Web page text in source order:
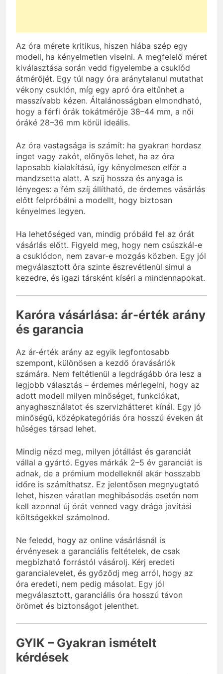
Az óra mérete kritikus, hiszen hiába szép egy
modell, ha kényelmetlen viselni. A megfelelő méret
kiválasztása során vedd figyelembe a csuklód
átmérőjét. Egy túl nagy óra aránytalanul mutathat
vékony csuklón, míg egy apró óra eltűnhet a
masszívabb kézen. Általánosságban elmondható,
hogy a férfi órák tokátmérője 38–44 mm, a női
óráké 28–36 mm körül ideális.
Az óra vastagsága is számít: ha gyakran hordasz
inget vagy zakót, előnyös lehet, ha az óra
laposabb kialakítású, így kényelmesen elfér a
mandzsetta alatt. A szíj hossza és anyaga is
lényeges: a fém szíj állítható, de érdemes vásárlás
előtt felpróbálni a modellt, hogy biztosan
kényelmes legyen.
Ha lehetőséged van, mindig próbáld fel az órát
vásárlás előtt. Figyeld meg, hogy nem csúszkál-e
a csuklódon, nem zavar-e mozgás közben. Egy jól
megválasztott óra szinte észrevétlenül simul a
kezedre, és igazi társként kíséri a mindennapokat.
Karóra vásárlása: ár-érték arány
és garancia
Az ár-érték arány az egyik legfontosabb
szempont, különösen a kezdő óravásárlók
számára. Nem feltétlenül a legdrágább óra lesz a
legjobb választás – érdemes mérlegelni, hogy az
adott modell milyen minőséget, funkciókat,
anyaghasználatot és szervizhátteret kínál. Egy jó
minőségű, középkategóriás óra hosszú éveken át
hűséges társad lehet.
Mindig nézd meg, milyen jótállást és garanciát
vállal a gyártó. Egyes márkák 2–5 év garanciát is
adnak, de a prémium modelleknél akár hosszabb
időre is számíthatsz. Ez jelentősen megnyugtató
lehet, hiszen váratlan meghibásodás esetén nem
kell azonnal új órát venned vagy drága javítási
költségekkel számolnod.
Ne feledd, hogy az online vásárlásnál is
érvényesek a garanciális feltételek, de csak
megbízható forrástól vásárolj. Kérj eredeti
garancialevelet, és győződj meg arról, hogy az
óra eredeti, nem pedig másolat. Egy jól
megválasztott, garanciális óra hosszú távon
örömet és biztonságot jelenthet.
GYIK – Gyakran ismételt
kérdések